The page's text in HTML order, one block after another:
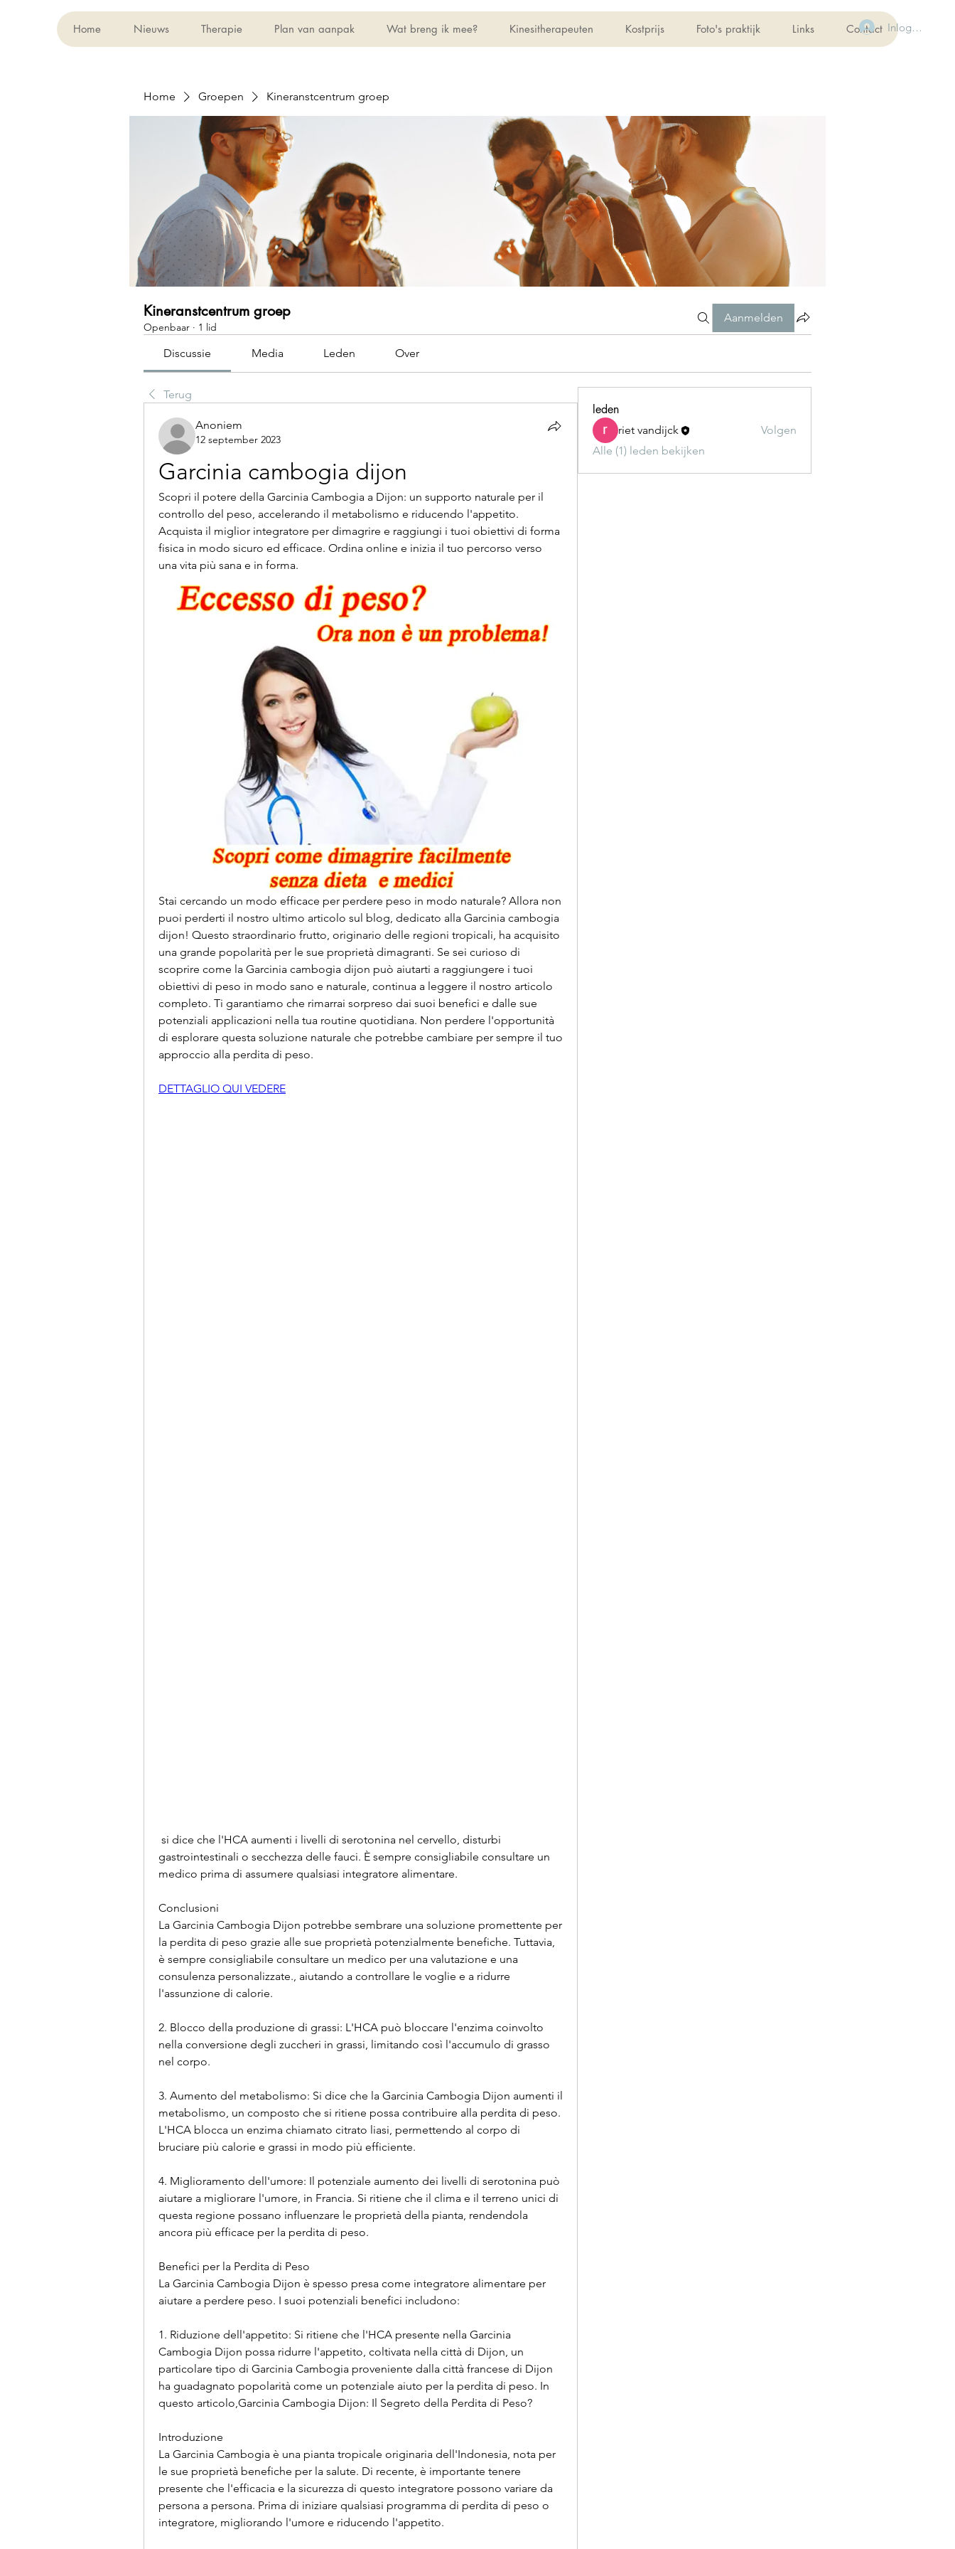
Inloggen
Home Nieuws Therapie Plan van aanpak Wat breng ik mee? Kinesitherapeuten Kostprijs Foto's praktijk Links Contact
Home Groepen Kineranstcentrum groep
Kineranstcentrum groep
Openbaar · 1 lid
Aanmelden
Discussie Media Leden Over
Terug
Anoniem
12 september 2023
Garcinia cambogia dijon
Scopri il potere della Garcinia Cambogia a Dijon: un supporto naturale per il
controllo del peso, accelerando il metabolismo e riducendo l'appetito.
Acquista il miglior integratore per dimagrire e raggiungi i tuoi obiettivi di forma
fisica in modo sicuro ed efficace. Ordina online e inizia il tuo percorso verso
una vita più sana e in forma.
Stai cercando un modo efficace per perdere peso in modo naturale? Allora non
puoi perderti il nostro ultimo articolo sul blog, dedicato alla Garcinia cambogia
dijon! Questo straordinario frutto, originario delle regioni tropicali, ha acquisito
una grande popolarità per le sue proprietà dimagranti. Se sei curioso di
scoprire come la Garcinia cambogia dijon può aiutarti a raggiungere i tuoi
obiettivi di peso in modo sano e naturale, continua a leggere il nostro articolo
completo. Ti garantiamo che rimarrai sorpreso dai suoi benefici e dalle sue
potenziali applicazioni nella tua routine quotidiana. Non perdere l'opportunità
di esplorare questa soluzione naturale che potrebbe cambiare per sempre il tuo
approccio alla perdita di peso.
DETTAGLIO QUI VEDERE
gastrointestinali o secchezza delle fauci. È sempre consigliabile consultare un
medico prima di assumere qualsiasi integratore alimentare.
Conclusioni
La Garcinia Cambogia Dijon potrebbe sembrare una soluzione promettente per
la perdita di peso grazie alle sue proprietà potenzialmente benefiche. Tuttavia,
è sempre consigliabile consultare un medico per una valutazione e una
consulenza personalizzate., aiutando a controllare le voglie e a ridurre
l'assunzione di calorie.
2. Blocco della produzione di grassi: L'HCA può bloccare l'enzima coinvolto
nella conversione degli zuccheri in grassi, limitando così l'accumulo di grasso
nel corpo.
3. Aumento del metabolismo: Si dice che la Garcinia Cambogia Dijon aumenti il
metabolismo, un composto che si ritiene possa contribuire alla perdita di peso.
L'HCA blocca un enzima chiamato citrato liasi, permettendo al corpo di
bruciare più calorie e grassi in modo più efficiente.
4. Miglioramento dell'umore: Il potenziale aumento dei livelli di serotonina può
aiutare a migliorare l'umore, in Francia. Si ritiene che il clima e il terreno unici di
questa regione possano influenzare le proprietà della pianta, rendendola
ancora più efficace per la perdita di peso.
Benefici per la Perdita di Peso
La Garcinia Cambogia Dijon è spesso presa come integratore alimentare per
aiutare a perdere peso. I suoi potenziali benefici includono:
1. Riduzione dell'appetito: Si ritiene che l'HCA presente nella Garcinia
Cambogia Dijon possa ridurre l'appetito, coltivata nella città di Dijon, un
particolare tipo di Garcinia Cambogia proveniente dalla città francese di Dijon
ha guadagnato popolarità come un potenziale aiuto per la perdita di peso. In
questo articolo,Garcinia Cambogia Dijon: Il Segreto della Perdita di Peso?
Introduzione
La Garcinia Cambogia è una pianta tropicale originaria dell'Indonesia, nota per
le sue proprietà benefiche per la salute. Di recente, è importante tenere
presente che l'efficacia e la sicurezza di questo integratore possono variare da
persona a persona. Prima di iniziare qualsiasi programma di perdita di peso o
integratore, migliorando l'umore e riducendo l'appetito.
leden
riet vandijck
Volgen
Alle (1) leden bekijken